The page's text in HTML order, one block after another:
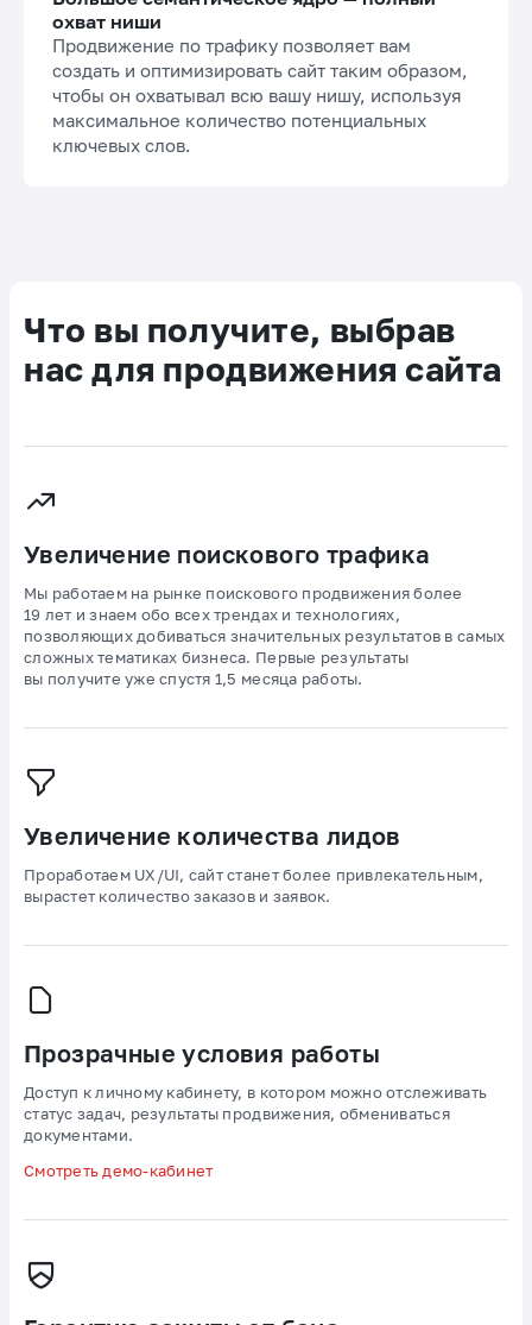
охват ниши
Продвижение по трафику позволяет вам
создать и оптимизировать сайт таким образом,
чтобы он охватывал всю вашу нишу, используя
максимальное количество потенциальных
ключевых слов.
Что вы получите, выбрав
нас для продвижения сайта
Увеличение поискового трафика
Мы работаем на рынке поискового продвижения более
19 лет и знаем обо всех трендах и технологиях,
позволяющих добиваться значительных результатов в самых
сложных тематиках бизнеса. Первые результаты
вы получите уже спустя 1,5 месяца работы.
Увеличение количества лидов
Проработаем UX/UI, сайт станет более привлекательным,
вырастет количество заказов и заявок.
Прозрачные условия работы
Доступ к личному кабинету, в котором можно отслеживать
статус задач, результаты продвижения, обмениваться
документами.
Смотреть демо-кабинет